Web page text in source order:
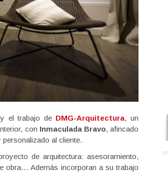
el trabajo de DMG-Arquitectura, un
con Inmaculada Bravo, afincado
al cliente.
de arquitectura: asesoramiento,
obra… Además incorporan a su trabajo